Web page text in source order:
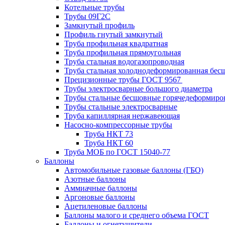
Котельные трубы
Трубы 09Г2С
Замкнутый профиль
Профиль гнутый замкнутый
Труба профильная квадратная
Труба профильная прямоугольная
Труба стальная водогазопроводная
Труба стальная холоднодеформированная
Прецизионные трубы ГОСТ 9567
Трубы электросварные большого диаметра
Трубы стальные бесшовные
Трубы стальные электросварные
Труба капиллярная нержавеющая
Насосно-компрессорные трубы
Труба НКТ 73
Труба НКТ 60
Труба МОБ по ГОСТ 15040-77
Баллоны
Автомобильные газовые баллоны (ГБО)
Азотные баллоны
Аммиачные баллоны
Аргоновые баллоны
Ацетиленовые баллоны
Баллоны малого и среднего объема ГОСТ